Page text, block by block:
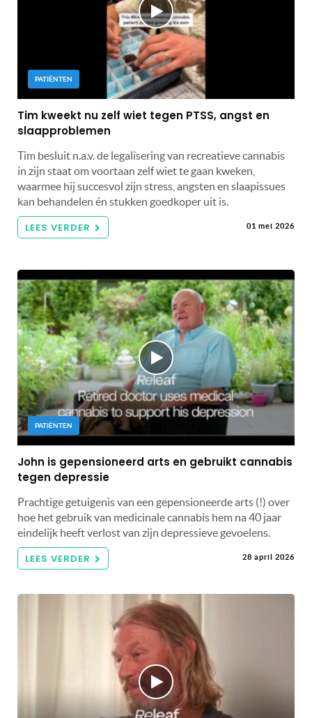
PATIËNTEN
Tim kweekt nu zelf wiet tegen PTSS, angst en
slaapproblemen
Tim besluit n.a.v. de legalisering van recreatieve cannabis
in zijn staat om voortaan zelf wiet te gaan kweken,
waarmee hij succesvol zijn stress, angsten en slaapissues
kan behandelen én stukken goedkoper uit is.
LEES VERDER 01 mei 2026
PATIËNTEN
John is gepensioneerd arts en gebruikt cannabis
tegen depressie
Prachtige getuigenis van een gepensioneerde arts (!) over
hoe het gebruik van medicinale cannabis hem na 40 jaar
eindelijk heeft verlost van zijn depressieve gevoelens.
LEES VERDER 28 april 2026